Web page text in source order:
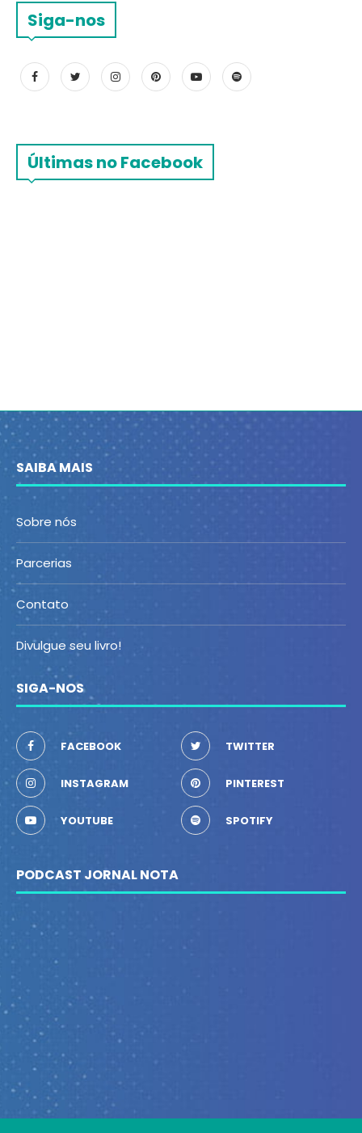
Siga-nos
Últimas no Facebook
SAIBA MAIS
Sobre nós
Parcerias
Contato
Divulgue seu livro!
SIGA-NOS
FACEBOOK TWITTER
INSTAGRAM PINTEREST
YOUTUBE SPOTIFY
PODCAST JORNAL NOTA